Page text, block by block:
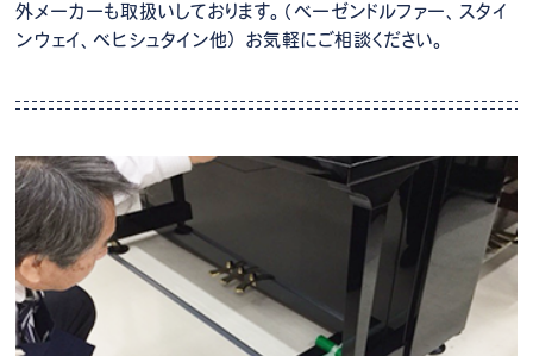
外メーカーも取扱いしております。（ベーゼンドルファー、スタイ
ンウェイ、ベヒシュタイン他） お気軽にご相談ください。